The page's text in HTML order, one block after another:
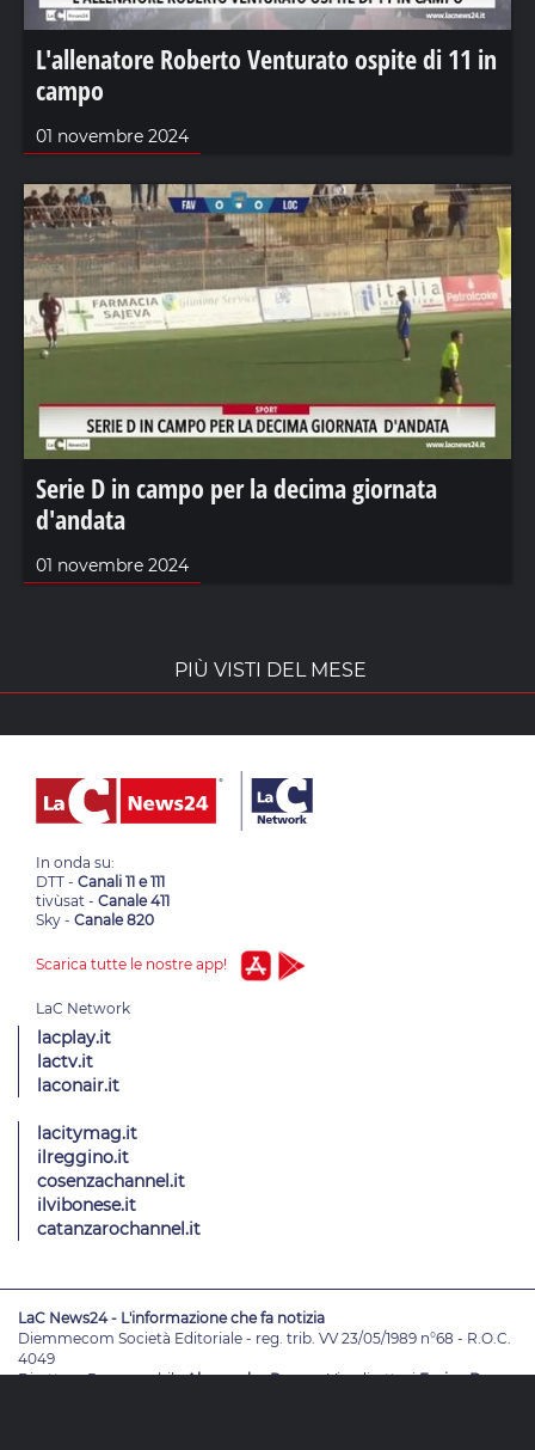
L'allenatore Roberto Venturato ospite di 11 in
campo
01 novembre 2024
Serie D in campo per la decima giornata
d'andata
01 novembre 2024
PIÙ VISTI DEL MESE
In onda su:
DTT - Canali 11 e 111
tivùsat - Canale 411
Sky - Canale 820
Scarica tutte le nostre app!
lacplay.it
lactv.it
laconair.it
lacitymag.it
ilreggino.it
cosenzachannel.it
ilvibonese.it
catanzarochannel.it
LaC News24 - L'informazione che fa notizia
Diemmecom Società Editoriale - reg. trib. VV 23/05/1989 n°68 - R.O.C.
4049
Direttore ResponsabileAlessandro Russo- VicedirettoriEnrico De